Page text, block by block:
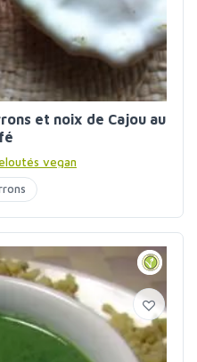
et noix de Cajou au
vegan